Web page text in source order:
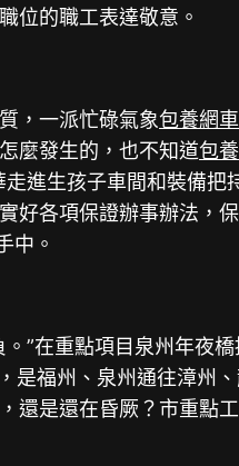
位的職工表達敬意。
，一派忙碌氣象包養網
麼發生的，也不知道包養
進生孩子車間和裝備
好各項保證辦事辦法，
中。
在重點項目泉州年夜
福州、泉州通往漳州
還是還在昏厥？市重點